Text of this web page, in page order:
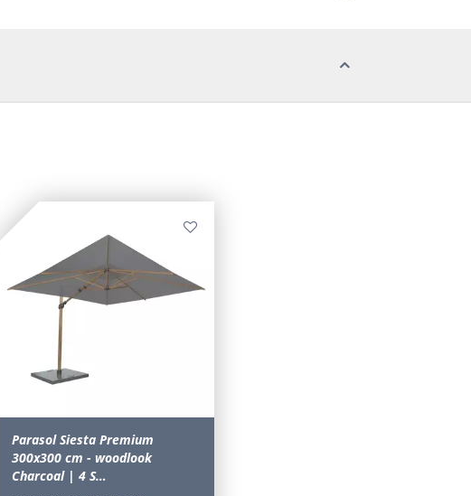
Parasol Siesta Premium
300x300 cm - woodlook
Charcoal | 4 S…